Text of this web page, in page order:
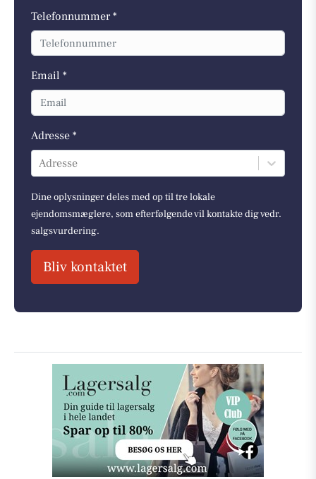
Telefonnummer *
Email *
Adresse *
Adresse
Dine oplysninger deles med op til tre lokale
ejendomsmæglere, som efterfølgende vil kontakte dig vedr.
salgsvurdering.
Bliv kontaktet